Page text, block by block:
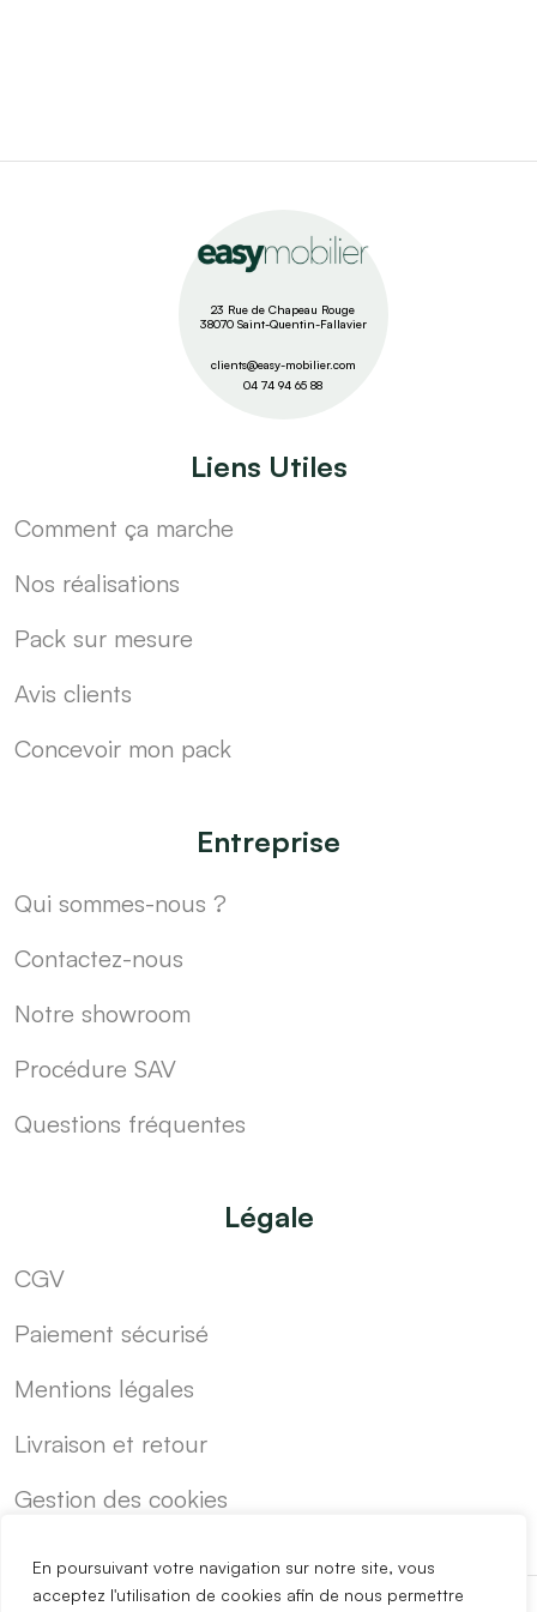
En poursuivant votre navigation sur notre site, vous
acceptez l'utilisation de cookies afin de nous permettre
23 Rue de Chapeau Rouge
38070 Saint-Quentin-Fallavier
clients@easy-mobilier.com
04 74 94 65 88
Liens Utiles
Comment ça marche
Nos réalisations
Pack sur mesure
Avis clients
Concevoir mon pack
Entreprise
Qui sommes-nous ?
Contactez-nous
Notre showroom
Procédure SAV
Questions fréquentes
Légale
CGV
Paiement sécurisé
Mentions légales
Livraison et retour
Gestion des cookies